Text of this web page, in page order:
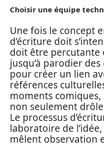
Choisir une équipe
Une fois le concept
d’écriture doit
doit être percutante
jusqu’à parodier
pour créer un lien
références
moments
non seulement
Le processus
laboratoire de
mêlent observation